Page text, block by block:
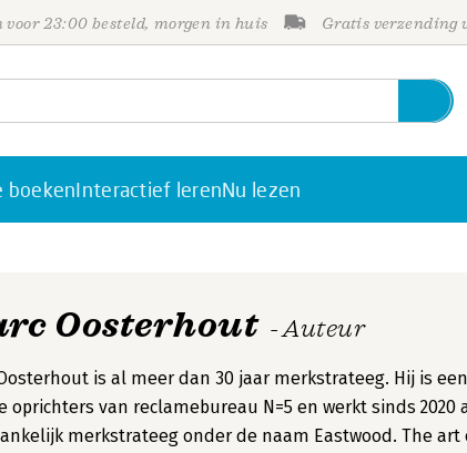
voor 23:00 besteld, morgen in huis Gratis verzending
boekenInteractief lerenNu lezen
Oosterhout - Auteur
is al meer dan 30 jaar merkstrateeg. Hij is
oprichters van reclamebureau N=5 en werkt sinds 2020
merkstrateeg onder de naam Eastwood. The art